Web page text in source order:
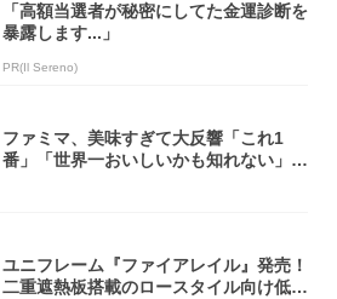
「高額当選者が秘密にしてた金運診断を
暴露します...」
PR(Il Sereno)
ファミマ、美味すぎて大反響「これ1
番」「世界一おいしいかも知れない」
ユニフレーム『ファイアレイル』発売！
二重遮熱板搭載のロースタイル向け低型